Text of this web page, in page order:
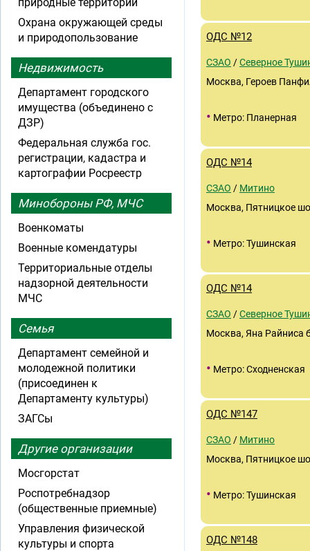
ОДС №12
СЗАО /Северное
Москва, Героев
• Метро: Планерная
ОДС №14
СЗАО / Митино
Москва, Пятницкое
• Метро: Тушинская
ОДС №14
СЗАО /Северное
Москва, Яна Райниса
• Метро: Сходненская
ОДС №147
СЗАО / Митино
Москва, Пятницкое
• Метро: Тушинская
ОДС №148
Охрана окружающей среды
и природопользование
Недвижимость
Департамент городского
имущества (объединено с
ДЗР)
Федеральная служба гос.
регистрации, кадастра и
картографии Росреестр
Минобороны РФ, МЧС
Военкоматы
Военные комендатуры
Территориальные отделы
надзорной деятельности
МЧС
Семья
Департамент семейной и
молодежной политики
(присоединен к
Департаменту культуры)
ЗАГСы
Другие организации
Мосгорстат
Роспотребнадзор
(общественные приемные)
Управления физической
культуры и спорта